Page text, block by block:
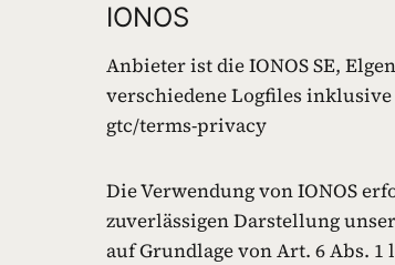
IONOS
Anbieter ist die IONOS SE,
verschiedene Logfiles
gtc/terms-privacy
Die Verwendung von IONOS
zuverlässigen Darstellung
auf Grundlage von Art. 6 Abs. 1